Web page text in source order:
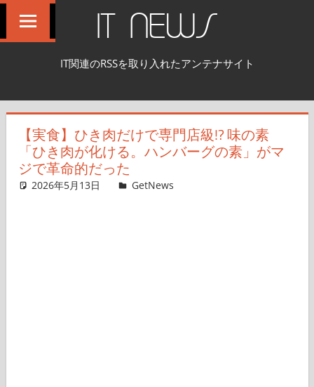
へ
IT NEWS
IT関連のRSSを取り入れたアンテナサイト
【実食】ひき肉だけで専門店級!? 味の素
「ひき肉が化ける。ハンバーグの素」がマ
ジで革命的だった
2026年5月13日 ガジェ通遊軍取材班
GetNews